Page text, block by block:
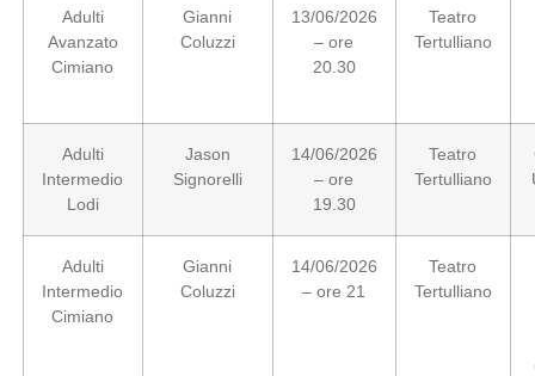
Adulti
Avanzato
Cimiano
Gianni
Coluzzi
13/06/2026
– ore
20.30
Teatro
Tertulliano
Adulti
Intermedio
Lodi
Jason
Signorelli
14/06/2026
– ore
19.30
Teatro
Tertulliano
Adulti
Intermedio
Cimiano
Gianni
Coluzzi
14/06/2026
– ore 21
Teatro
Tertulliano